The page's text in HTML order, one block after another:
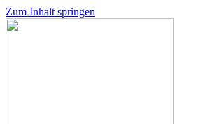
Zum Inhalt springen